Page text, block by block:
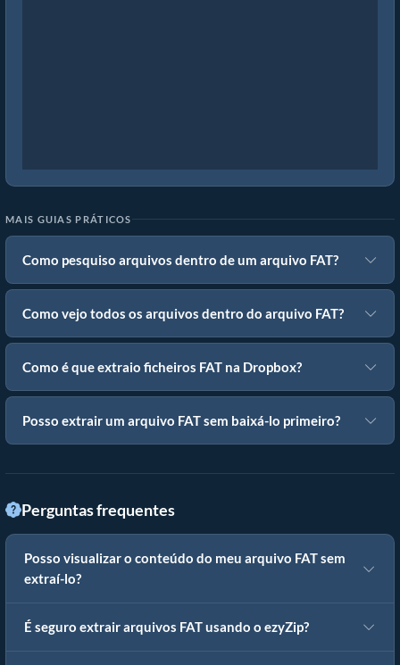
MAIS GUIAS PRÁTICOS
Como pesquiso arquivos dentro de um arquivo FAT?
Como vejo todos os arquivos dentro do arquivo FAT?
Como é que extraio ficheiros FAT na Dropbox?
Posso extrair um arquivo FAT sem baixá-lo primeiro?
Perguntas frequentes
Posso visualizar o conteúdo do meu arquivo FAT sem
extraí-lo?
É seguro extrair arquivos FAT usando o ezyZip?